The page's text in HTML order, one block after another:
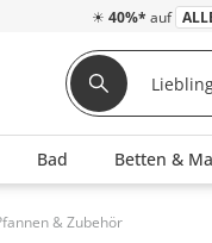
☀ 40%* auf
Bad Betten &
& Zubehör